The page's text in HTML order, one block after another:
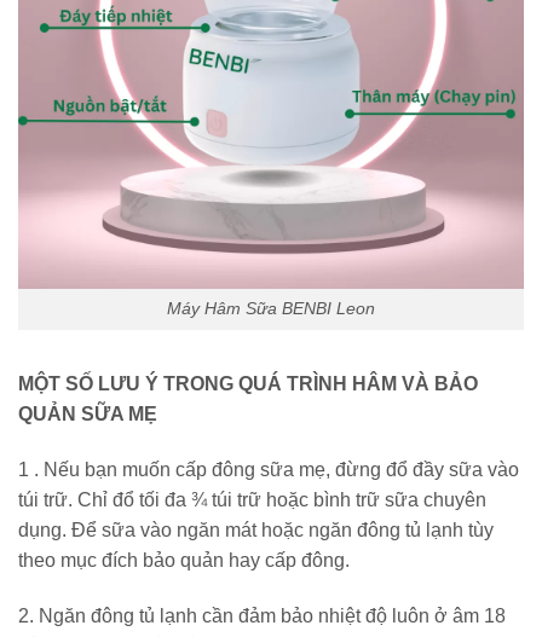
Máy Hâm Sữa BENBI Leon
MỘT SỐ LƯU Ý TRONG QUÁ TRÌNH HÂM VÀ BẢO
QUẢN SỮA MẸ
1 . Nếu bạn muốn cấp đông sữa mẹ, đừng đổ đầy sữa vào
túi trữ. Chỉ đổ tối đa ¾ túi trữ hoặc bình trữ sữa chuyên
dụng. Để sữa vào ngăn mát hoặc ngăn đông tủ lạnh tùy
theo mục đích bảo quản hay cấp đông.
2. Ngăn đông tủ lạnh cần đảm bảo nhiệt độ luôn ở âm 18